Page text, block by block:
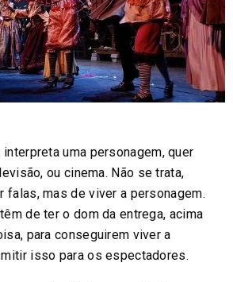
uma personagem, quer
ou cinema. Não se trata,
falas, mas de viver a personagem.
de ter o dom da entrega, acima
para conseguirem viver a
isso para os espectadores.